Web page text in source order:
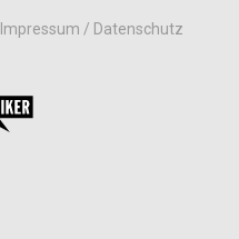
Impressum / Datenschutz